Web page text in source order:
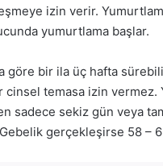
izin verir.
yumurtlama başlar.
göre bir ila üç hafta
temasa izin vermez.
sadece sekiz gün veya
gerçekleşirse 58 –